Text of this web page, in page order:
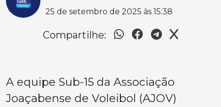
25 de setembro de 2025 às 15:38
Compartilhe:
A equipe Sub-15 da Associação
Joaçabense de Voleibol (AJOV)